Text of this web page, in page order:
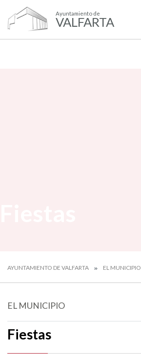
Ayuntamiento de
VALFARTA
AYUNTAMIENTO DE VALFARTA EL MUNICIPIO
EL MUNICIPIO
Fiestas